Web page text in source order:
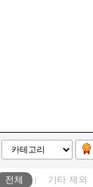
전체 기타 제외